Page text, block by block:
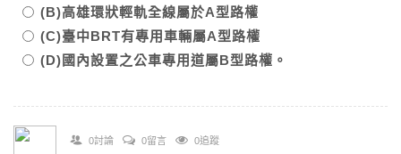
(B)高雄環狀輕軌全線屬於A型路權
(C)臺中BRT有專用車輛屬A型路權
(D)國內設置之公車專用道屬B型路權。
0討論 0留言 0追蹤